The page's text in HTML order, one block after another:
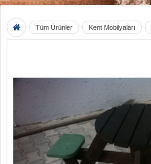
Tüm Ürünler Kent Mobilyaları